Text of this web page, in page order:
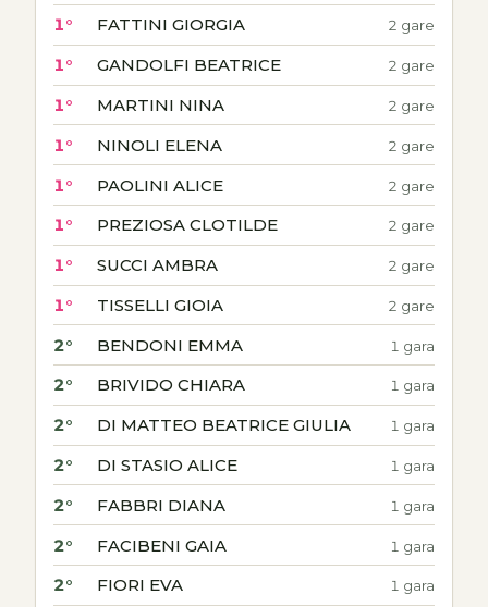
1° FATTINI GIORGIA 2 gare
1° GANDOLFI BEATRICE 2 gare
1° MARTINI NINA 2 gare
1° NINOLI ELENA 2 gare
1° PAOLINI ALICE 2 gare
1° PREZIOSA CLOTILDE 2 gare
1° SUCCI AMBRA 2 gare
1° TISSELLI GIOIA 2 gare
2° BENDONI EMMA 1 gara
2° BRIVIDO CHIARA 1 gara
2° DI MATTEO BEATRICE GIULIA 1 gara
2° DI STASIO ALICE 1 gara
2° FABBRI DIANA 1 gara
2° FACIBENI GAIA 1 gara
2° FIORI EVA 1 gara